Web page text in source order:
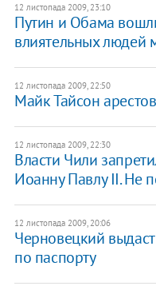
12 листопада 2009, 23:10
Путин и Обама
влиятельных людей
12 листопада 2009, 22:50
Майк Тайсон
12 листопада 2009, 22:30
Власти Чили
Иоанну Павлу II. Не
12 листопада 2009, 20:06
Черновецкий
по паспорту